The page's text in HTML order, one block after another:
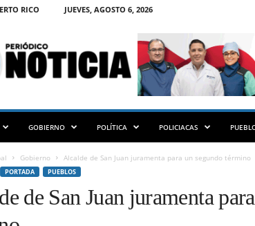
RICO JUEVES, AGOSTO 6, 2026
GOBIERNO POLÍTICA POLICIACAS
Gobierno Alcalde de San Juan juramenta para un segundo término
PORTADA PUEBLOS
de San Juan juramenta